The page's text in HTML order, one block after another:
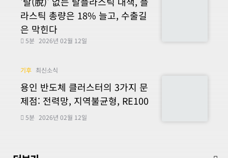
라스틱 총량은 18% 늘고, 수출길
은 막힌다
5분 2026년 02월 12일
기후 최신소식
용인 반도체 클러스터의 3가지 문
제점: 전력망, 지역불균형, RE100
5분 2026년 02월 12일